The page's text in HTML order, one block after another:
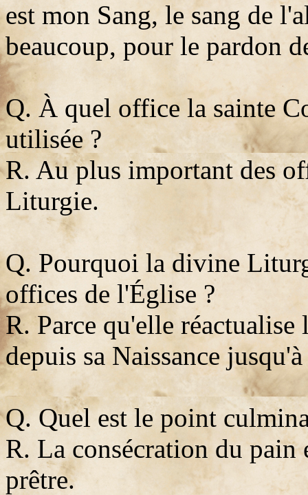
est mon Sang, le sang de
beaucoup, pour le pardon
Q. À quel office la sainte
utilisée ?
R. Au plus important des
Liturgie.
Q. Pourquoi la divine
offices de l'Église ?
R. Parce qu'elle
depuis sa Naissance
Q. Quel est le point
R. La consécration du
prêtre.